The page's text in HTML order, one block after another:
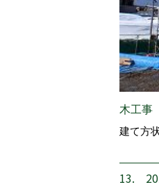
木工事
建て方
13.